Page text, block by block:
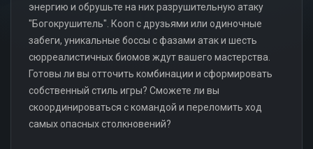
энергию и обрушьте на них разрушительную атаку
"Богокрушитель". Кооп с друзьями или одиночные
забеги, уникальные боссы с фазами атак и шесть
сюрреалистичных биомов ждут вашего мастерства.
Готовы ли вы отточить комбинации и сформировать
собственный стиль игры? Сможете ли вы
скоординироваться с командой и переломить ход
самых опасных столкновений?